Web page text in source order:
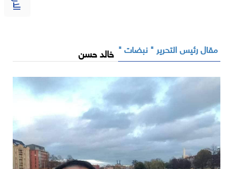
مقال رئيس التحرير " نبضات " خالد حسن